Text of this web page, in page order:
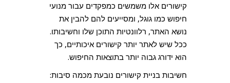
קישורים אלו משמשים כמפקדים עבור מנועי
חיפוש כמו גוגל, ומסייעים להם להבין את
נושא האתר, רלוונטיות התוכן שלו וחשיבותו.
ככל שיש לאתר יותר קישורים איכותיים, כך
הוא ידורג גבוה יותר בתוצאות החיפוש.
חשיבות בניית קישורים נובעת מכמה סיבות: